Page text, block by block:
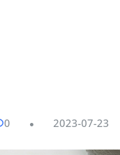
2023-07-23
0